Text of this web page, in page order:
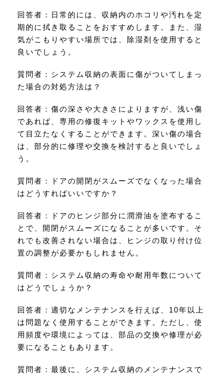
回答者：日常的には、収納内のホコリや汚れを定
期的に拭き取ることをおすすめします。また、湿
気がこもりやすい場所では、除湿剤を使用すると
良いでしょう。
質問者：システム収納の表面に傷がついてしまっ
た場合の対処方法は？
回答者：傷の深さや大きさによりますが、浅い傷
であれば、専用の修復キットやワックスを使用し
て目立たなくすることができます。深い傷の場合
は、部分的に修理や交換を検討すると良いでしょ
う。
質問者：ドアの開閉がスムーズでなくなった場合
はどうすればいいですか？
回答者：ドアのヒンジ部分に潤滑油を塗布するこ
とで、開閉がスムーズになることが多いです。そ
れでも改善されない場合は、ヒンジの取り付け位
置の調整が必要かもしれません。
質問者：システム収納の寿命や耐用年数について
はどうでしょうか？
回答者：適切なメンテナンスを行えば、10年以上
は問題なく使用することができます。ただし、使
用頻度や環境によっては、部品の交換や修理が必
要になることもあります。
質問者：最後に、システム収納のメンテナンスで